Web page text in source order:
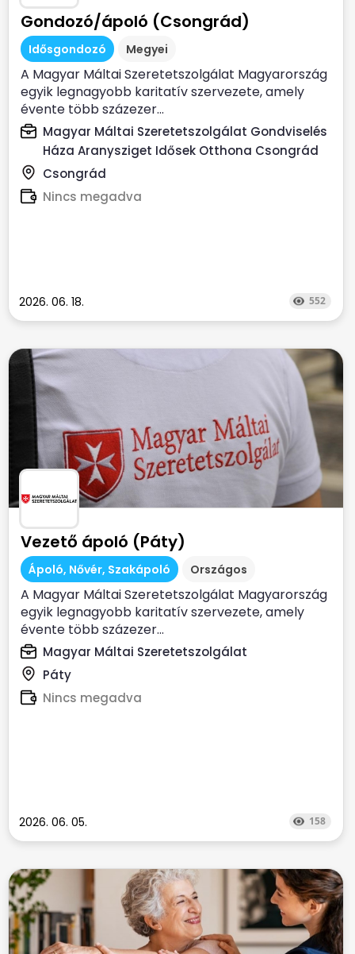
Gondozó/ápoló (Csongrád)
Idősgondozó Megyei
A Magyar Máltai Szeretetszolgálat Magyarország
egyik legnagyobb karitatív szervezete, amely
évente több százezer...
Magyar Máltai Szeretetszolgálat Gondviselés
Háza Aranysziget Idősek Otthona Csongrád
Csongrád
Nincs megadva
2026. 06. 18. 552
Vezető ápoló (Páty)
Ápoló, Nővér, Szakápoló Országos
A Magyar Máltai Szeretetszolgálat Magyarország
egyik legnagyobb karitatív szervezete, amely
évente több százezer...
Magyar Máltai Szeretetszolgálat
Páty
Nincs megadva
2026. 06. 05. 158